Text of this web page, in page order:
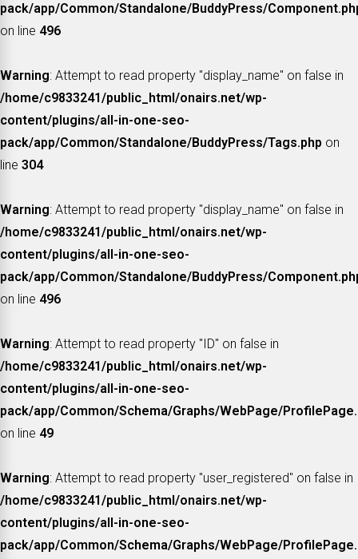
pack/app/Common/Standalone/BuddyPress/
on line 496
Warning: Attempt to read property "display_name" on false in
/home/c9833241/public_html/onairs.net/wp-
content/plugins/all-in-one-seo-
pack/app/Common/Standalone/BuddyPress/Tags.php on
line 304
Warning: Attempt to read property "display_name" on false in
/home/c9833241/public_html/onairs.net/wp-
content/plugins/all-in-one-seo-
pack/app/Common/Standalone/BuddyPress/
on line 496
Warning: Attempt to read property "ID" on false in
/home/c9833241/public_html/onairs.net/wp-
content/plugins/all-in-one-seo-
pack/app/Common/Schema/Graphs/WebPage/
on line 49
Warning: Attempt to read property "user_registered" on false in
/home/c9833241/public_html/onairs.net/wp-
content/plugins/all-in-one-seo-
pack/app/Common/Schema/Graphs/WebPage/